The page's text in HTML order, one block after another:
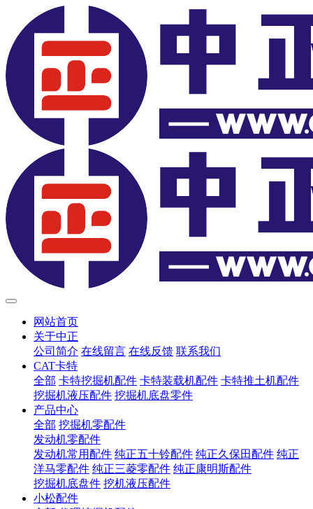
网站首页
关于中正
公司简介 在线留言 在线反馈 联系我们
CAT卡特
全部 卡特挖掘机配件 卡特装载机配件 卡特推土机配件
挖掘机液压配件 挖掘机底盘零件
产品中心
全部 挖掘机零配件
发动机零配件
发动机常用配件 纯正五十铃配件 纯正久保田配件 纯正
洋马零配件 纯正三菱零配件 纯正康明斯配件
挖掘机底盘件 挖机液压配件
小松配件